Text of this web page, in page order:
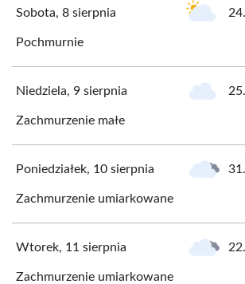
Sobota, 8 sierpnia
Pochmurnie
Niedziela, 9 sierpnia
Zachmurzenie małe
Poniedziałek, 10 sierpnia
Zachmurzenie umiarkowane
Wtorek, 11 sierpnia
Zachmurzenie umiarkowane